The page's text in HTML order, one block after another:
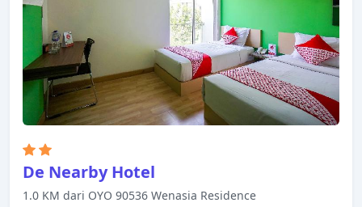
menawarkan berbagai pilihan rekreasi. Suasana
yang ramah dan pelayanan yang istimewa bisa
Anda harapkan selama menginap di Skyward Hotel.
De Nearby Hotel
1.0 KM dari OYO 90536 Wenasia Residence